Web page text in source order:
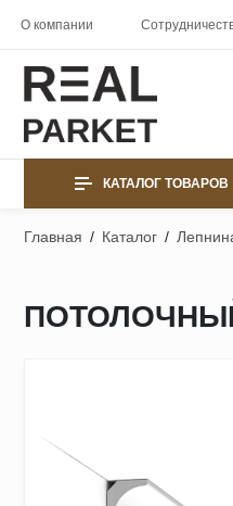
О компании
КАТАЛОГ ТОВАРОВ
Главная / Каталог /
ПОТОЛОЧНЫЙ